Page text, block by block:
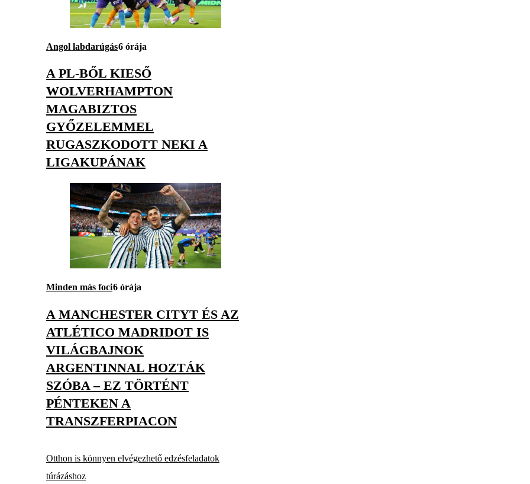
Angol labdarúgás6 órája
A PL-BŐL KIESŐ
WOLVERHAMPTON
MAGABIZTOS
GYŐZELEMMEL
RUGASZKODOTT NEKI A
LIGAKUPÁNAK
Minden más foci6 órája
A MANCHESTER CITYT ÉS AZ
ATLÉTICO MADRIDOT IS
VILÁGBAJNOK
ARGENTINNAL HOZTÁK
SZÓBA – EZ TÖRTÉNT
PÉNTEKEN A
TRANSZFERPIACON
Otthon is könnyen elvégezhető edzésfeladatok
túrázáshoz